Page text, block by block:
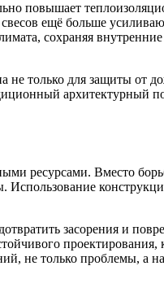
повышает
ещё больше
сохраняя
только для защиты от
архитектурный
ресурсами. Вместо
Использование
засорения и
проектирования,
не только проблемы, а